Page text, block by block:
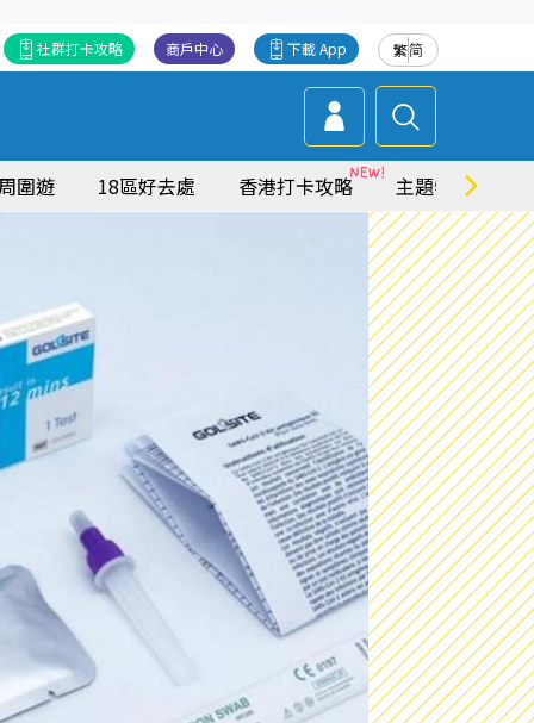
繁简
下載 App
商戶中心
社群打卡攻略
圍遊 18區好去處 香港打卡攻略 主題特集